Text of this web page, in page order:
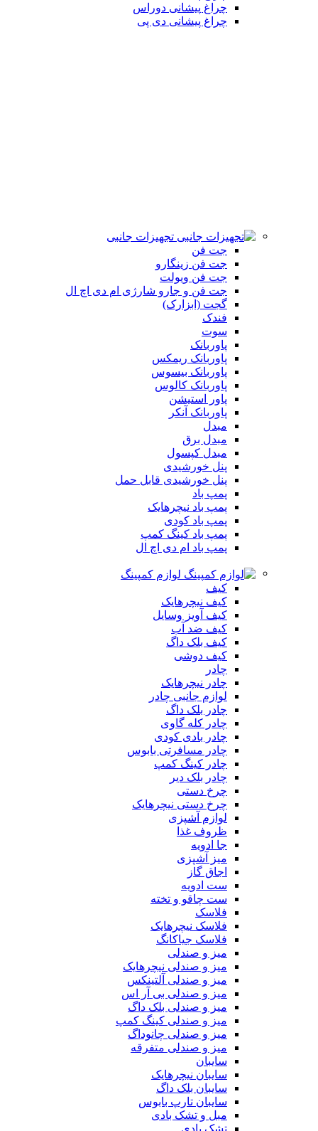
چراغ پیشانی دوراس
چراغ پیشانی دی پی
تجهیزات جانبی
جت فن
جت فن زینگارو
جت فن ویولت
جت فن و جارو شارژی ام دی اچ ال
گجت (ابزارک)
فندک
سوت
پاوربانک
پاوربانک ریمکس
پاوربانک بیسوس
پاوربانک کالوس
پاور استیشن
پاوربانک آنکر
مبدل
مبدل برق
مبدل کپسول
پنل خورشیدی
پنل خورشیدی قابل حمل
پمپ باد
پمپ باد نیچرهایک
پمپ باد کودی
پمپ باد کینگ کمپ
پمپ باد ام دی اچ ال
لوازم کمپینگ
کیف
کیف نیچرهایک
کیف آویز وسایل
کیف ضد آب
کیف بلک داگ
کیف دوشی
چادر
چادر نیچرهایک
لوازم جانبی چادر
چادر بلک داگ
چادر کله گاوی
چادر بادی کودی
چادر مسافرتی بابوس
چادر کینگ کمپ
چادر بلک دیر
چرخ دستی
چرخ دستی نیچرهایک
لوازم آشپزی
ظروف غذا
جا ادویه
میز آشپزی
اجاق گاز
ست ادویه
ست چاقو و تخته
فلاسک
فلاسک نیچرهایک
فلاسک جیاکانگ
میز و صندلی
میز و صندلی نیچرهایک
میز و صندلی آلتینکس
میز و صندلی بی آر اس
میز و صندلی بلک داگ
میز و صندلی کینگ کمپ
میز و صندلی چانوداگ
میز و صندلی متفرقه
سایبان
سایبان نیچرهایک
سایبان بلک داگ
سایبان تارپ بابوس
مبل و تشک بادی